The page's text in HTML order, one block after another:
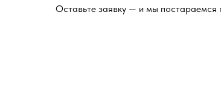
Оставьте заявку — и мы постараемся